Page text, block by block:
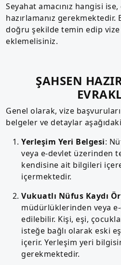
Seyahat amacınız hangisi
hazırlamanız gerekmektedir.
doğru şekilde temin edip vize
eklemelisiniz.
ŞAHSEN
Genel olarak, vize
belgeler ve detaylar
Yerleşim Yeri Belgesi:
veya e-devlet üzerinden
kendisine ait bilgileri
içermektedir.
Vukuatlı Nüfus Kaydı
müdürlüklerinden veya
edilebilir. Kişi, eşi,
isteğe bağlı olarak eski
içerir. Yerleşim yeri
gerekmektedir.